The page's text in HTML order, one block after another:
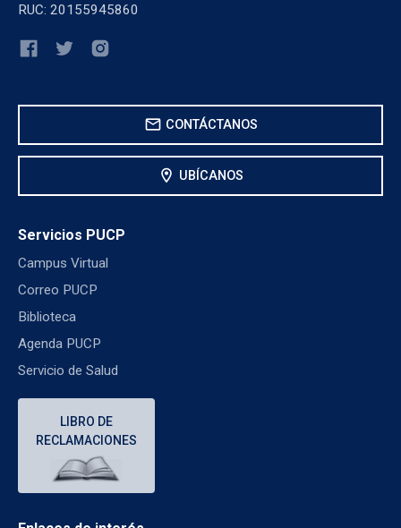
RUC: 20155945860
mail CONTÁCTANOS
location_on UBÍCANOS
Servicios PUCP
Campus Virtual
Correo PUCP
Biblioteca
Agenda PUCP
Servicio de Salud
LIBRO DE
RECLAMACIONES